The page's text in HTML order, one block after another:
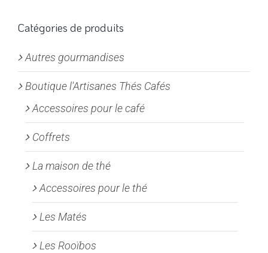
options
être
choisies
sur
la
page
produit
Catégories de produits
Autres gourmandises
Boutique l'Artisanes Thés Cafés
Accessoires pour le café
Coffrets
La maison de thé
Accessoires pour le thé
Les Matés
Les Rooïbos